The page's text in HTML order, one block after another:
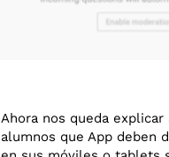
Ahora nos queda explicar
alumnos que App deben